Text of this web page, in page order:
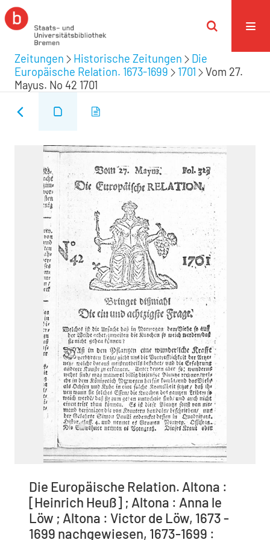
Zeitungen Historische Zeitungen
Die
Europäische Relation. 1673-1699
1701
Vom 27.
Mayus. No 42 1701
Die Europäische Relation. Altona :
[Heinrich Heuß] ; Altona : Anna le
Löw ; Altona : Victor de Löw, 1673 -
1699 nachgewiesen, 1673-1699 :